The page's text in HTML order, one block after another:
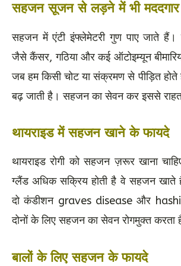
सहजन सूजन से लड़ने में भी मददगार
सहजन में एंटी इंफ्लेमेटरी गुण पाए जाते हैं।
जैसे कैंसर, गठिया और कई ऑटोइम्यून
जब हम किसी चोट या संक्रमण से पीड़ित
बढ़ जाती है। सहजन का सेवन कर इससे
थायराइड में सहजन खाने के फायदे
थायराइड रोगी को सहजन ज़रूर खाना
ग्लैंड अधिक सक्रिय होती है वे सहजन खाते
दो कंडीशन graves disease और
दोनों के लिए सहजन का सेवन रोगमुक्त करता
बालों के लिए सहजन के फायदे